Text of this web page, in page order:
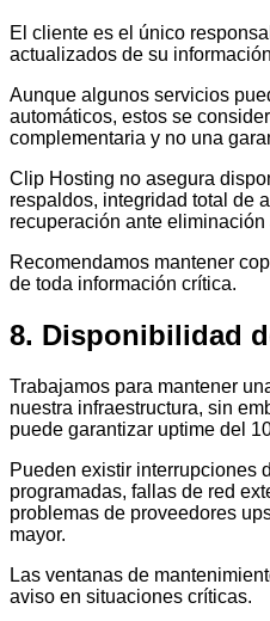
El cliente es el único
actualizados de su
Aunque algunos servicios
automáticos, estos se
complementaria y no una
Clip Hosting no asegura
respaldos, integridad total de
recuperación ante
Recomendamos mantener
de toda información crítica.
8. Disponibilidad
Trabajamos para mantener
nuestra infraestructura, sin
puede garantizar uptime del
Pueden existir interrupciones
programadas, fallas de red
problemas de proveedores
mayor.
Las ventanas de
aviso en situaciones críticas.